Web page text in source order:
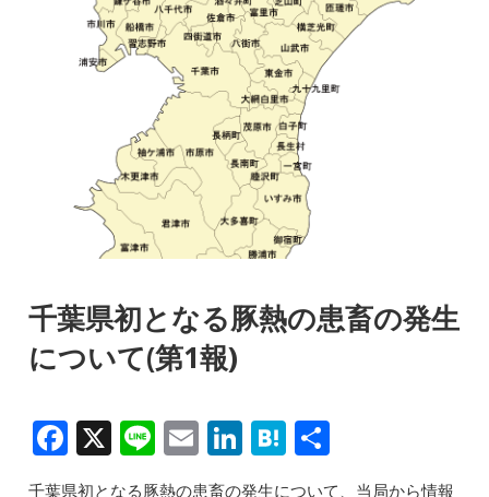
千葉県初となる豚熱の患畜の発生
について(第1報)
F
a
X Li
n
E
m
Li
n
H
有
千葉県初となる豚熱の患畜の発生について、当局から情報